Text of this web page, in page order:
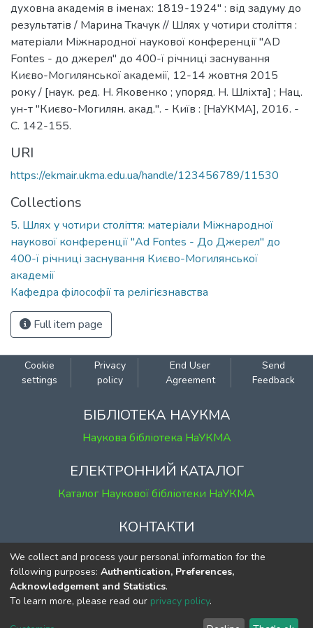
духовна академія в іменах: 1819-1924" : від задуму до
результатів / Марина Ткачук // Шлях у чотири століття :
матеріали Міжнародної наукової конференції "AD
Fontes - до джерел" до 400-ї річниці заснування
Києво-Могилянської академії, 12-14 жовтня 2015
року / [наук. ред. Н. Яковенко ; упоряд. Н. Шліхта] ; Нац.
ун-т "Києво-Могилян. акад.". - Київ : [НаУКМА], 2016. -
С. 142-155.
URI
https://ekmair.ukma.edu.ua/handle/123456789/11530
Collections
5. Шлях у чотири століття: матеріали Міжнародної
наукової конференції "Ad Fontes - До Джерел" до
400-ї річниці заснування Києво-Могилянської
академії
Кафедра філософії та релігієзнавства
Full item page
Cookie
settings
Privacy
policy
End User
Agreement
Send
Feedback
БІБЛІОТЕКА НАУКМА
Наукова бібліотека НаУКМА
ЕЛЕКТРОННИЙ КАТАЛОГ
Каталог Наукової бібліотеки НаУКМА
КОНТАКТИ
м. Київ, вул. Григорія Сковороди, 2
к. 1, к. 120
тел. (044) 463-69-31
ekmair@ukma.edu.ua
We collect and process your personal information for the
following purposes: Authentication, Preferences,
Acknowledgement and Statistics.
To learn more, please read our privacy policy.